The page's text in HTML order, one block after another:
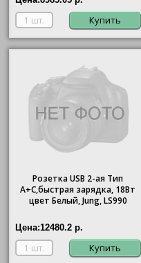
Купить
Розетка USB 2-ая Тип
А+С,быстрая зарядка, 18Вт
цвет Белый, Jung, LS990
Цена:12480.2 р.
Купить